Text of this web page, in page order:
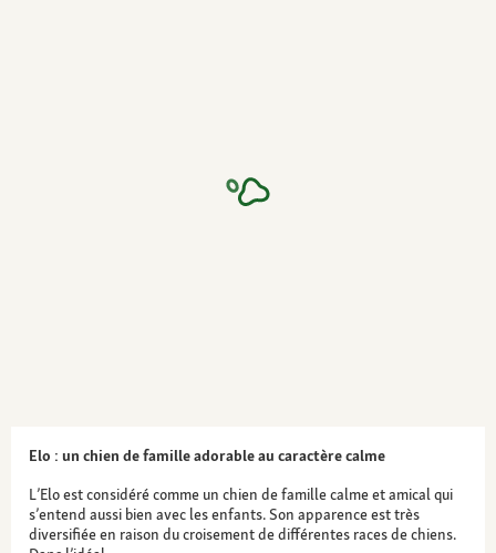
Elo : un chien de famille adorable au caractère calme
L’Elo est considéré comme un chien de famille calme et amical qui
s’entend aussi bien avec les enfants. Son apparence est très
diversifiée en raison du croisement de différentes races de chiens.